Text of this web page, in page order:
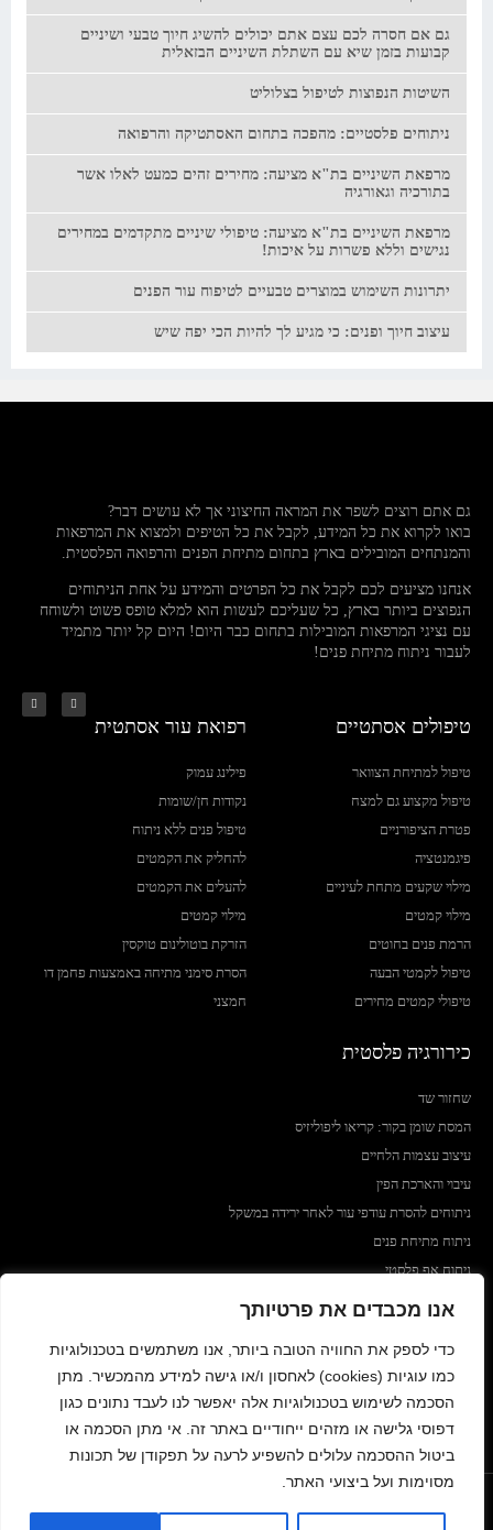
אנו מכבדים את פרטיותך
כדי לספק את החוויה הטובה ביותר, אנו משתמשים בטכנולוגיות
כמו עוגיות (cookies) לאחסון ו/או גישה למידע מהמכשיר. מתן
הסכמה לשימוש בטכנולוגיות אלה יאפשר לנו לעבד נתונים כגון
דפוסי גלישה או מזהים ייחודיים באתר זה. אי מתן הסכמה או
ביטול ההסכמה עלולים להשפיע לרעה על תפקודן של תכונות
מסוימות ועל ביצועי האתר.
גם אם חסרה לכם עצם אתם יכולים להשיג חיוך טבעי ושיניים
קבועות בזמן שיא עם השתלת השיניים הבזאלית
השיטות הנפוצות לטיפול בצלוליט
ניתוחים פלסטיים: מהפכה בתחום האסתטיקה והרפואה
מרפאת השיניים בת"א מציעה: מחירים זהים כמעט לאלו אשר
בתורכיה וגאורגיה
מרפאת השיניים בת"א מציעה: טיפולי שיניים מתקדמים במחירים
נגישים וללא פשרות על איכות!
יתרונות השימוש במוצרים טבעיים לטיפוח עור הפנים
עיצוב חיוך ופנים: כי מגיע לך להיות הכי יפה שיש
גם אתם רוצים לשפר את המראה החיצוני אך לא עושים דבר?
בואו לקרוא את כל המידע, לקבל את כל הטיפים ולמצוא את המרפאות
והמנתחים המובילים בארץ בתחום מתיחת הפנים והרפואה הפלסטית.
אנחנו מציעים לכם לקבל את כל הפרטים והמידע על אחת הניתוחים
הנפוצים ביותר בארץ, כל שעליכם לעשות הוא למלא טופס פשוט ולשוחח
עם נציגי המרפאות המובילות בתחום כבר היום! היום קל יותר מתמיד
לעבור ניתוח מתיחת פנים!
טיפולים אסתטיים
טיפול למתיחת הצוואר
טיפול מקצוע גם למצח
פטרת הציפורניים
פיגמנטציה
מילוי שקעים מתחת לעיניים
מילוי קמטים
הרמת פנים בחוטים
טיפול לקמטי הבעה
טיפולי קמטים מחירים
רפואת עור אסתטית
פילינג עמוק
נקודות חן/שומות
טיפול פנים ללא ניתוח
להחליק את הקמטים
להעלים את הקמטים
מילוי קמטים
הזרקת בוטולינום טוקסין
הסרת סימני מתיחה באמצעות פחמן דו
חמצני
כירורגיה פלסטית
שחזור שד
המסת שומן בקור: קריאו ליפוליזיס
עיצוב עצמות הלחיים
עיבוי והארכת הפין
ניתוחים להסרת עודפי עור לאחר ירידה במשקל
ניתוח מתיחת פנים
ניתוח אף פלסטי
מערכת ClassClinic
הצהרת נגישות